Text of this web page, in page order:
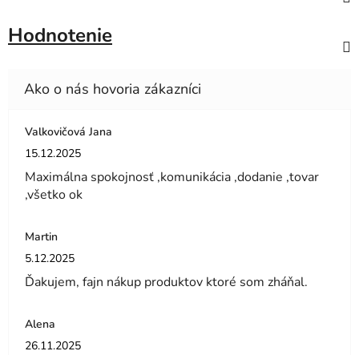
Hodnotenie
Valkovičová Jana
Hodnotenie obchodu je 5 z 5 hviezdičiek.
15.12.2025
Maximálna spokojnosť ,komunikácia ,dodanie ,tovar
,všetko ok
Martin
Hodnotenie obchodu je 5 z 5 hviezdičiek.
5.12.2025
Ďakujem, fajn nákup produktov ktoré som zháňal.
Alena
Hodnotenie obchodu je 5 z 5 hviezdičiek.
26.11.2025